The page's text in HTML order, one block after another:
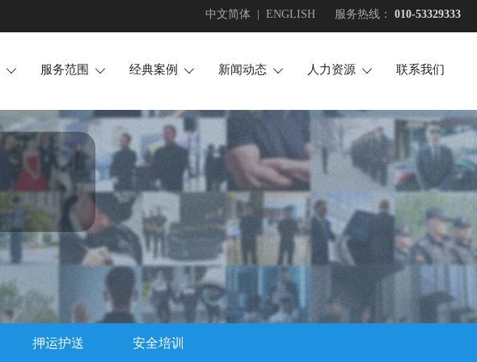
中文简体 ENGLISH 服务热线： 010-53329333
 服务范围 
活动安保
安全检查
随身护卫
技术安防
犬防服务
经典案例 
活动安保
安全检查
随身护卫
技术安防
犬防服务
押运护送
安全培训
新闻动态 
正能量
大事记
人力资源 
投诉建议
联系我们
押运护送 安全培训